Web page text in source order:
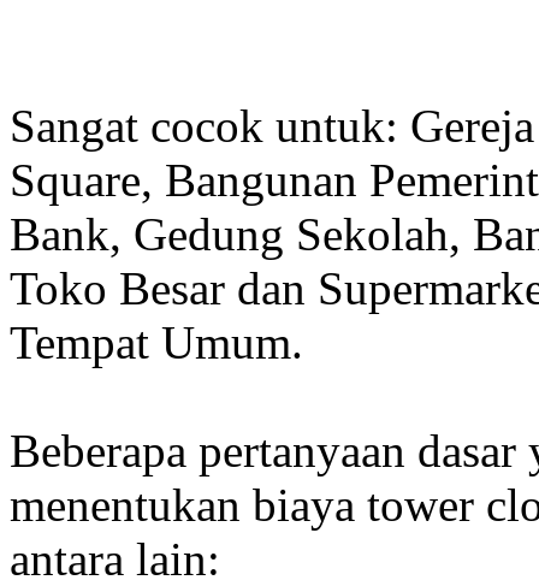
Sangat cocok untuk:
Square, Bangunan
Bank, Gedung Sekolah,
Toko Besar dan
Tempat Umum.
Beberapa pertanyaan
menentukan biaya tower
antara lain: